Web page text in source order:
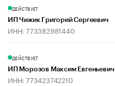
ДЕЙСТВУЕТ
ИП Чижик Григорий Сергеевич
ИНН: 773382981440
ДЕЙСТВУЕТ
ИП Морозов Максим Евгеньевич
ИНН: 773423742210